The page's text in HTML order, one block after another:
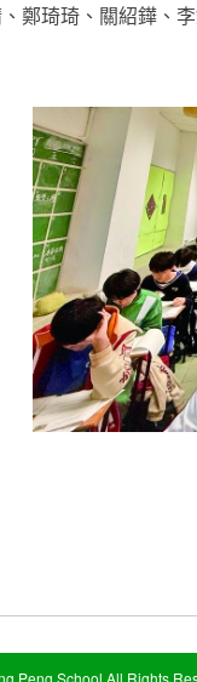
鄭琦琦、關紹鏵、
Peng School All Rights